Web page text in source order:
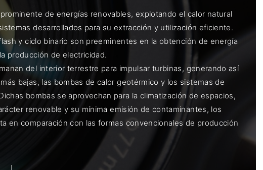
de energías renovables, explotando el calor natural
desarrollados para su extracción y utilización eficiente.
y ciclo binario son preeminentes en la obtención de energía
producción de electricidad.
del interior terrestre para impulsar turbinas, generando así
bajas, las bombas de calor geotérmico y los sistemas de
bombas se aprovechan para la climatización de espacios,
renovable y su mínima emisión de contaminantes, los
en comparación con las formas convencionales de producción